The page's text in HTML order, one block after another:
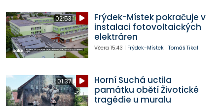
02:53
Frýdek-Místek pokračuje v
instalaci fotovoltaických
elektráren
Včera 15:43 | Frýdek-Místek| Tomáš Tikal
01:37
Horní Suchá uctila
památku obětí Životické
tragédie u muralu